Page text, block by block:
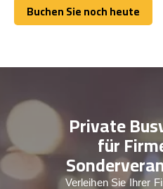
Buchen Sie noch heute
Buchen Sie noch heute
Private
für
Verleihen Sie Ihrer